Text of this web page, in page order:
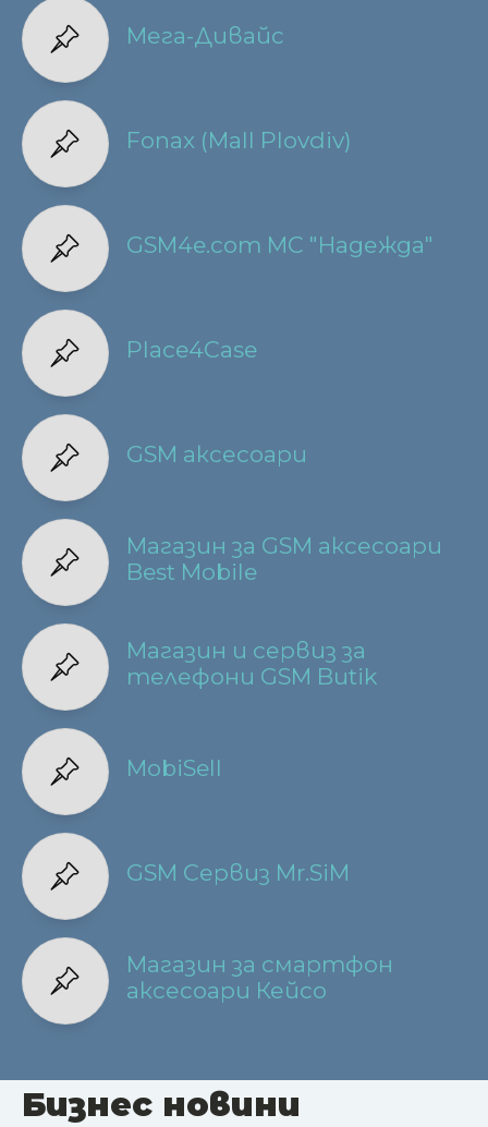
Мега-Дивайс
Fonax (Mall Plovdiv)
GSM4e.com МС "Надежда"
Place4Case
GSM аксесоари
Магазин за GSM аксесоари
Best Mobile
Магазин и сервиз за
телефони GSM Butik
MobiSell
GSM Сервиз Mr.SiM
Магазин за смартфон
аксесоари Кейсо
Бизнес новини